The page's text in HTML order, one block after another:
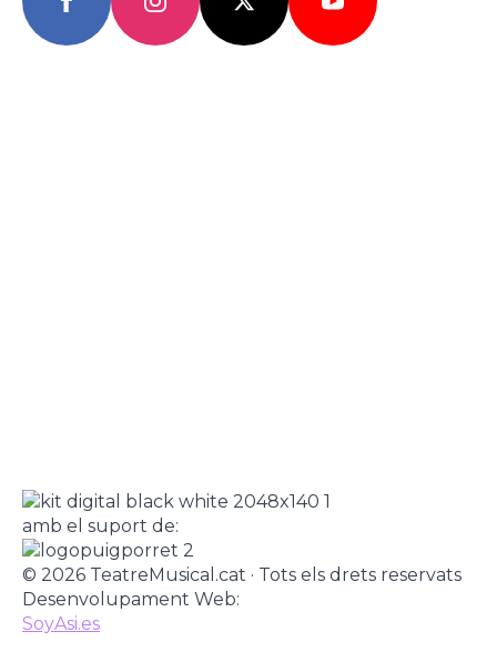
amb el suport de:
© 2026 TeatreMusical.cat · Tots els drets reservats
Desenvolupament Web:
SoyAsi.es